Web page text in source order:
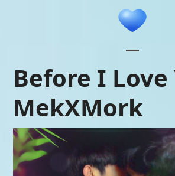
mobile
menu
mobile
menu
Before I Love
MekXMork